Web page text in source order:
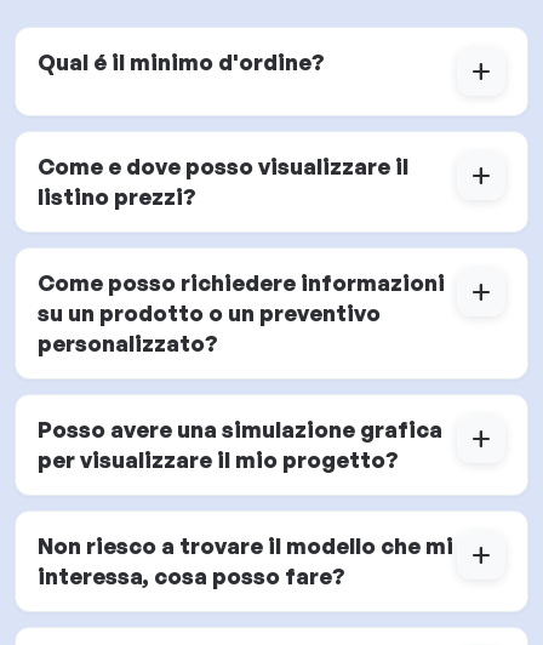
Qual é il minimo d'ordine? add
Come e dove posso visualizzare il
listino prezzi?
add
Come posso richiedere informazioni
su un prodotto o un preventivo
personalizzato?
add
Posso avere una simulazione grafica
per visualizzare il mio progetto?
add
Non riesco a trovare il modello che mi
interessa, cosa posso fare?
add